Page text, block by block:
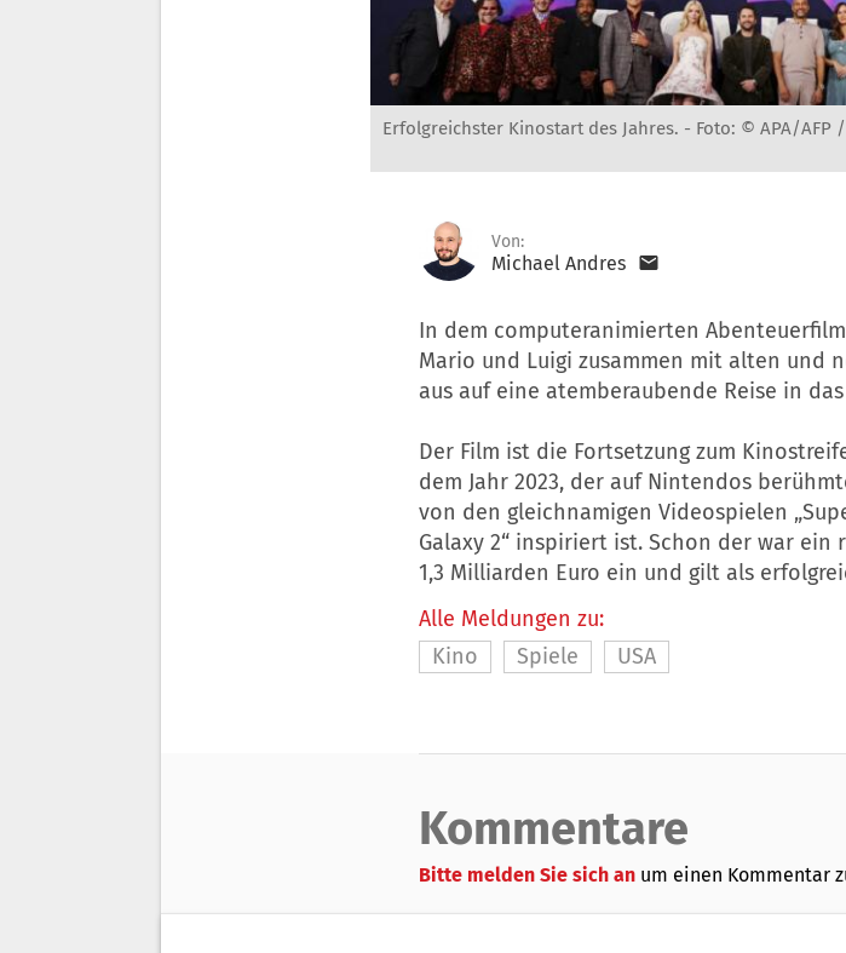
Erfolgreichster Kinostart des Jahres. - Foto: © APA/AFP /
Von:
Michael Andres
In dem computeranimierten
Mario und Luigi zusammen mit alten und
aus auf eine atemberaubende Reise in
Der Film ist die Fortsetzung zum
dem Jahr 2023, der auf Nintendos
von den gleichnamigen Videospielen
Galaxy 2“ inspiriert ist. Schon der war
1,3 Milliarden Euro ein und gilt als
Alle Meldungen zu:
Kino
Spiele USA
Kommentare
Bitte melden Sie sich an um einen Kommentar